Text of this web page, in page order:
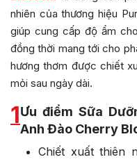
nhiên của thương hiệu
giúp cung cấp độ ẩm
đồng thời mang tới cho
hương thơm được chiết
mỏi sau ngày dài.
1Ưu điểm Sữa
Anh Đào Cherry
Chiết xuất thiên